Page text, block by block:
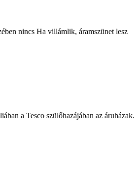
nincs Ha villámlik, áramszünet lesz
a Tesco szülőhazájában az áruházak.